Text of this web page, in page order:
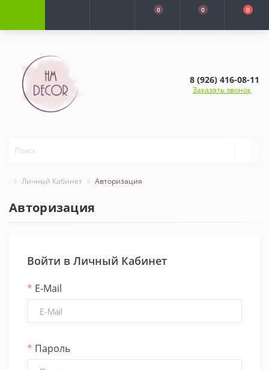
0 0 0
8 (926) 416-08-11
Заказать звонок
Личный Кабинет Авторизация
Авторизация
Войти в Личный Кабинет
* E-Mail
* Пароль